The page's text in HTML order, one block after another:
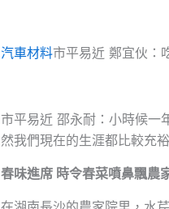
汽車材料市平易近 鄭宜伙：
市平易近 邵永耐：小時候一
然我們現在的生涯都比較充
春味進席 時令春菜噴鼻飄農